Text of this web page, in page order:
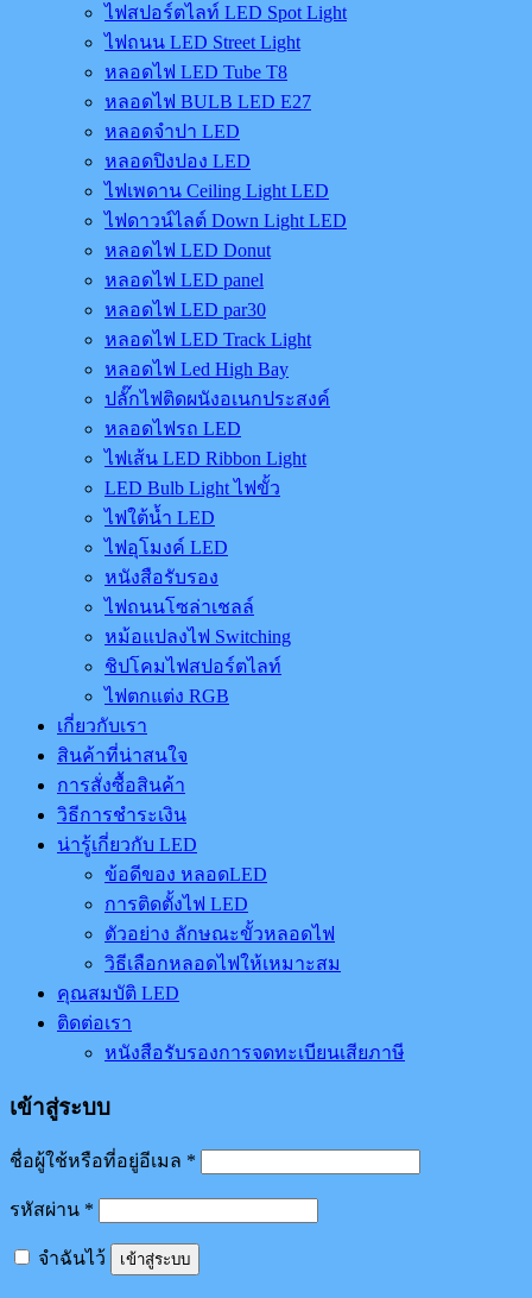
ไฟสปอร์ตไลท์ LED Spot Light
ไฟถนน LED Street Light
หลอดไฟ LED Tube T8
หลอดไฟ BULB LED E27
หลอดจำปา LED
หลอดปิงปอง LED
ไฟเพดาน Ceiling Light LED
ไฟดาวน์ไลต์ Down Light LED
หลอดไฟ LED Donut
หลอดไฟ LED panel
หลอดไฟ LED par30
หลอดไฟ LED Track Light
หลอดไฟ Led High Bay
ปลั๊กไฟติดผนังอเนกประสงค์
หลอดไฟรถ LED
ไฟเส้น LED Ribbon Light
LED Bulb Light ไฟขั้ว
ไฟใต้น้ำ LED
ไฟอุโมงค์ LED
หนังสือรับรอง
ไฟถนนโซล่าเชลล์
หม้อแปลงไฟ Switching
ชิปโคมไฟสปอร์ตไลท์
ไฟตกแต่ง RGB
เกี่ยวกับเรา
สินค้าที่น่าสนใจ
การสั่งซื้อสินค้า
วิธีการชำระเงิน
น่ารู้เกี่ยวกับ LED
ข้อดีของ หลอดLED
การติดตั้งไฟ LED
ตัวอย่าง ลักษณะขั้วหลอดไฟ
วิธีเลือกหลอดไฟให้เหมาะสม
คุณสมบัติ LED
ติดต่อเรา
หนังสือรับรองการจดทะเบียนเสียภาษี
เข้าสู่ระบบ
ชื่อผู้ใช้หรือที่อยู่อีเมล *
รหัสผ่าน *
จำฉันไว้ เข้าสู่ระบบ